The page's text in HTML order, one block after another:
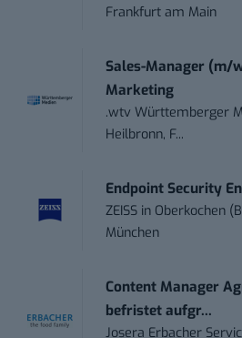
Frankfurt am Main
Sales-Manager (m/
Marketing
.wtv Württemberger
Heilbronn, F...
Endpoint Security
ZEISS in Oberkochen
München
Content Manager
befristet aufgr...
Josera Erbacher